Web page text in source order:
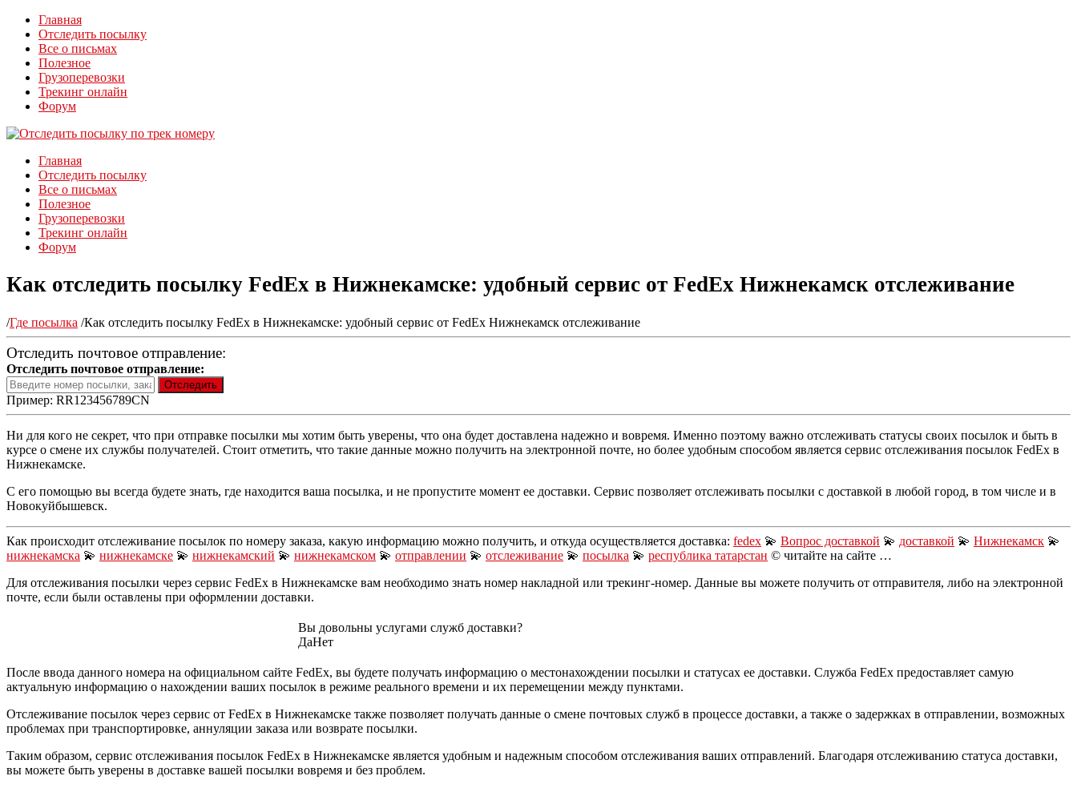
Главная
Отследить посылку
Все о письмах
Полезное
Грузоперевозки
Трекинг онлайн
Форум
Главная
Отследить посылку
Все о письмах
Полезное
Грузоперевозки
Трекинг онлайн
Форум
Как отследить посылку FedEx в Нижнекамске: удобный сервис от FedEx Нижнекамск отслеживание
/Где посылка /Как отследить посылку FedEx в Нижнекамске: удобный сервис от FedEx Нижнекамск отслеживание
Отследить почтовое отправление:
Отследить почтовое отправление:
Пример: RR123456789CN
Ни для кого не секрет, что при отправке посылки мы хотим быть уверены, что она будет доставлена надежно и вовремя. Именно поэтому важно отслеживать статусы своих посылок и быть в
курсе о смене их службы получателей. Стоит отметить, что такие данные можно получить на электронной почте, но более удобным способом является сервис отслеживания посылок FedEx в
Нижнекамске.
С его помощью вы всегда будете знать, где находится ваша посылка, и не пропустите момент ее доставки. Сервис позволяет отслеживать посылки с доставкой в любой город, в том числе и в
Новокуйбышевск.
Как происходит отслеживание посылок по номеру заказа, какую информацию можно получить, и откуда осуществляется доставка: fedex 💫 Вопрос доставкой 💫 доставкой 💫 Нижнекамск 💫
нижнекамска 💫 нижнекамске 💫 нижнекамский 💫 нижнекамском 💫 отправлении 💫 отслеживание 💫 посылка 💫 республика татарстан © читайте на сайте …
Для отслеживания посылки через сервис FedEx в Нижнекамске вам необходимо знать номер накладной или трекинг-номер. Данные вы можете получить от отправителя, либо на электронной
почте, если были оставлены при оформлении доставки.
Вы довольны услугами служб доставки?
ДаНет
После ввода данного номера на официальном сайте FedEx, вы будете получать информацию о местонахождении посылки и статусах ее доставки. Служба FedEx предоставляет самую
актуальную информацию о нахождении ваших посылок в режиме реального времени и их перемещении между пунктами.
Отслеживание посылок через сервис от FedEx в Нижнекамске также позволяет получать данные о смене почтовых служб в процессе доставки, а также о задержках в отправлении, возможных
проблемах при транспортировке, аннуляции заказа или возврате посылки.
Таким образом, сервис отслеживания посылок FedEx в Нижнекамске является удобным и надежным способом отслеживания ваших отправлений. Благодаря отслеживанию статуса доставки,
вы можете быть уверены в доставке вашей посылки вовремя и без проблем.